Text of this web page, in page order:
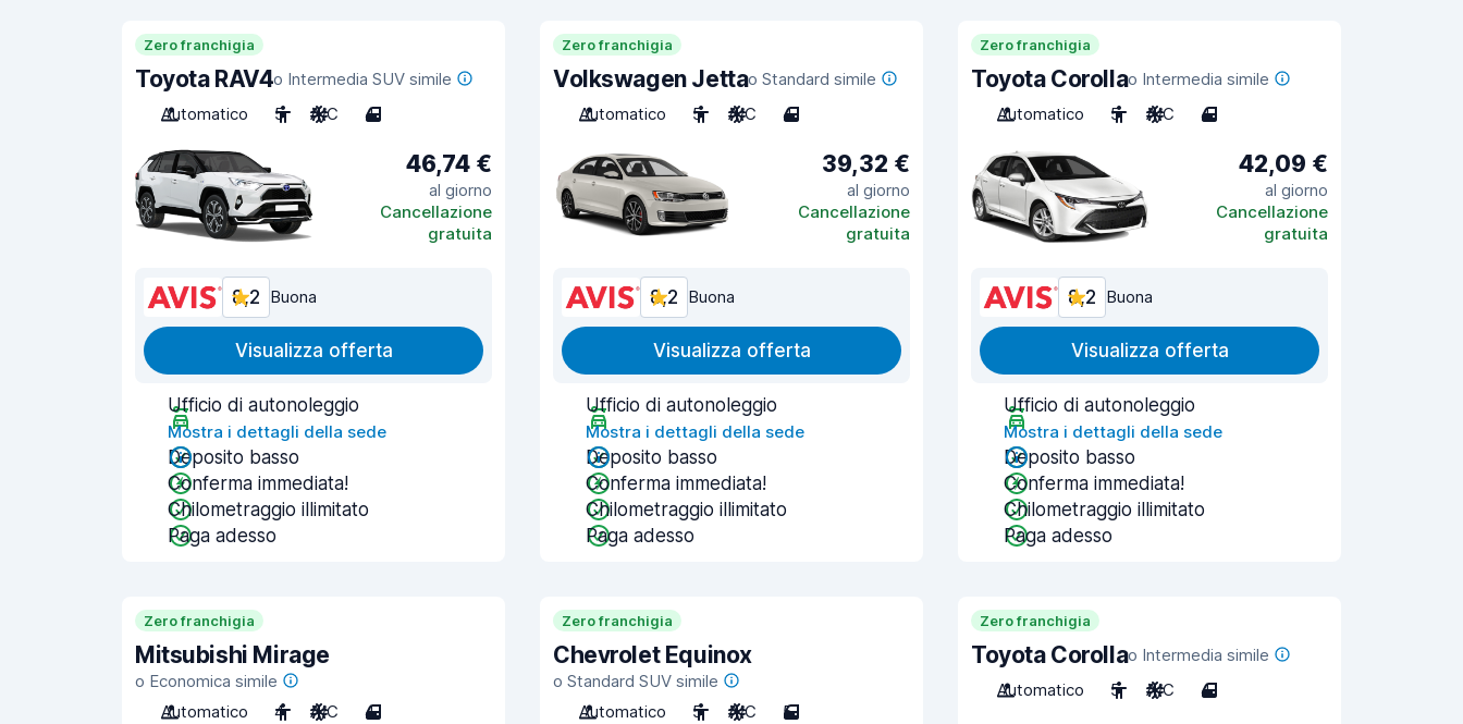
Zero franchigia
Toyota RAV4o Intermedia SUV simile
Automatico
5 A/C 4
46,74 €
al giorno
Cancellazione
gratuita
8,2 Buona
Visualizza offerta
Ufficio di autonoleggio
Mostra i dettagli della sede
Deposito basso
Conferma immediata!
Chilometraggio illimitato
Paga adesso
Zero franchigia
Volkswagen Jettao Standard simile
Automatico
5 A/C 4
39,32 €
al giorno
Cancellazione
gratuita
8,2 Buona
Visualizza offerta
Ufficio di autonoleggio
Mostra i dettagli della sede
Deposito basso
Conferma immediata!
Chilometraggio illimitato
Paga adesso
Zero franchigia
Toyota Corollao Intermedia simile
Automatico
5 A/C 4
42,09 €
al giorno
Cancellazione
gratuita
8,2 Buona
Visualizza offerta
Ufficio di autonoleggio
Mostra i dettagli della sede
Deposito basso
Conferma immediata!
Chilometraggio illimitato
Paga adesso
Zero franchigia
Mitsubishi Mirage
o Economica simile
Automatico
4 A/C 4
Zero franchigia
Chevrolet Equinox
o Standard SUV simile
Automatico
5 A/C 5
Zero franchigia
Toyota Corollao Intermedia simile
Automatico
5 A/C 4